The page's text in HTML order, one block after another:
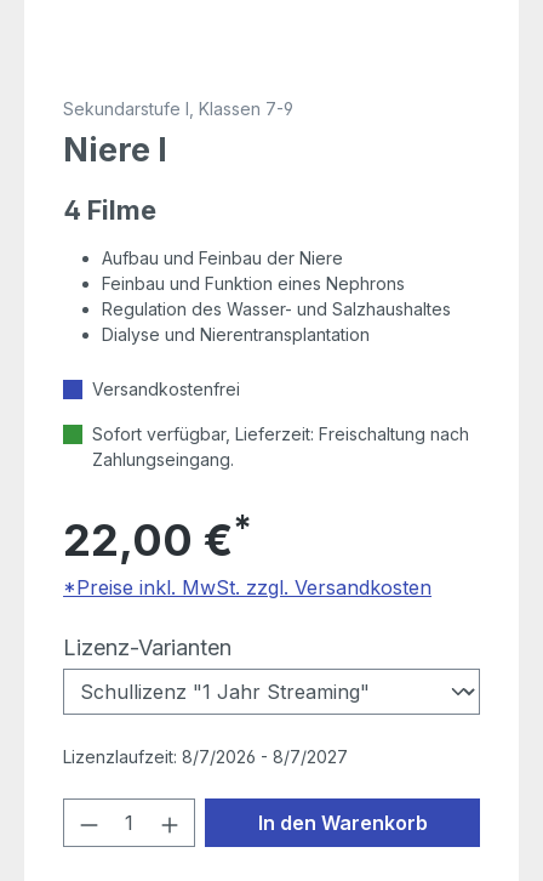
Sekundarstufe I, Klassen 7-9
Niere I
4 Filme
Aufbau und Feinbau der Niere
Feinbau und Funktion eines Nephrons
Regulation des Wasser- und Salzhaushaltes
Dialyse und Nierentransplantation
Versandkostenfrei
Sofort verfügbar, Lieferzeit: Freischaltung nach
Zahlungseingang.
22,00 €*
*Preise inkl. MwSt. zzgl. Versandkosten
Lizenz-Varianten
Lizenzlaufzeit:8/7/2026 - 8/7/2027
Produkt Anzahl: Gib den
In den Warenkorb